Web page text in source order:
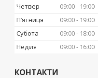
Четвер
09:00
19:00
Пʼятниця
09:00
19:00
Субота
09:00
18:00
Неділя
09:00 16:00
КОНТАКТИ